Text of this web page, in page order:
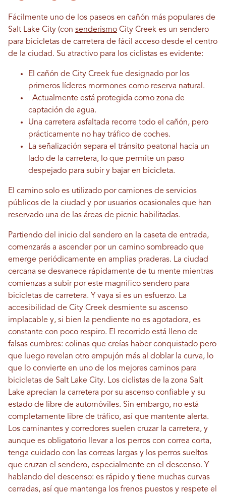
Fácilmente uno de los paseos en cañón más populares de
Salt Lake City (con senderismo City Creek es un sendero
para bicicletas de carretera de fácil acceso desde el centro
de la ciudad. Su atractivo para los ciclistas es evidente:
El cañón de City Creek fue designado por los
primeros líderes mormones como reserva natural.
Actualmente está protegida como zona de
captación de agua.
Una carretera asfaltada recorre todo el cañón, pero
prácticamente no hay tráfico de coches.
La señalización separa el tránsito peatonal hacia un
lado de la carretera, lo que permite un paso
despejado para subir y bajar en bicicleta.
El camino solo es utilizado por camiones de servicios
públicos de la ciudad y por usuarios ocasionales que han
reservado una de las áreas de picnic habilitadas.
Partiendo del inicio del sendero en la caseta de entrada,
comenzarás a ascender por un camino sombreado que
emerge periódicamente en amplias praderas. La ciudad
cercana se desvanece rápidamente de tu mente mientras
comienzas a subir por este magnífico sendero para
bicicletas de carretera. Y vaya si es un esfuerzo. La
accesibilidad de City Creek desmiente su ascenso
implacable y, si bien la pendiente no es agotadora, es
constante con poco respiro. El recorrido está lleno de
falsas cumbres: colinas que creías haber conquistado pero
que luego revelan otro empujón más al doblar la curva, lo
que lo convierte en uno de los mejores caminos para
bicicletas de Salt Lake City. Los ciclistas de la zona Salt
Lake aprecian la carretera por su ascenso confiable y su
estado de libre de automóviles. Sin embargo, no está
completamente libre de tráfico, así que mantente alerta.
Los caminantes y corredores suelen cruzar la carretera, y
aunque es obligatorio llevar a los perros con correa corta,
tenga cuidado con las correas largas y los perros sueltos
que cruzan el sendero, especialmente en el descenso. Y
hablando del descenso: es rápido y tiene muchas curvas
cerradas, así que mantenga los frenos puestos y respete el